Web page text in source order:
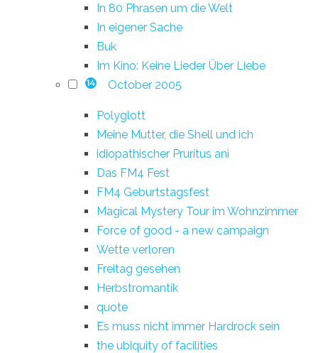
In 80 Phrasen um die Welt
In eigener Sache
Buk
Im Kino: Keine Lieder Über Liebe
14 October 2005
Polyglott
Meine Mutter, die Shell und ich
idiopathischer Pruritus ani
Das FM4 Fest
FM4 Geburtstagsfest
Magical Mystery Tour im Wohnzimmer
Force of good - a new campaign
Wette verloren
Freitag gesehen
Herbstromantik
quote
Es muss nicht immer Hardrock sein
the ubiquity of facilities